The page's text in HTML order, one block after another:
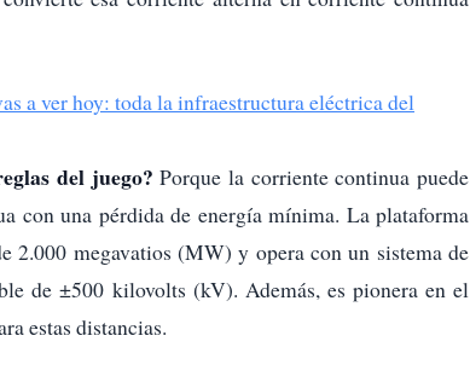
a ver hoy: toda la infraestructura eléctrica del
del juego?Porque la corriente continua puede
con una pérdida de energía mínima. La plataforma
2.000 megavatios (MW) y opera con un sistema de
de ±500 kilovolts (kV). Además, es pionera en el
estas distancias.